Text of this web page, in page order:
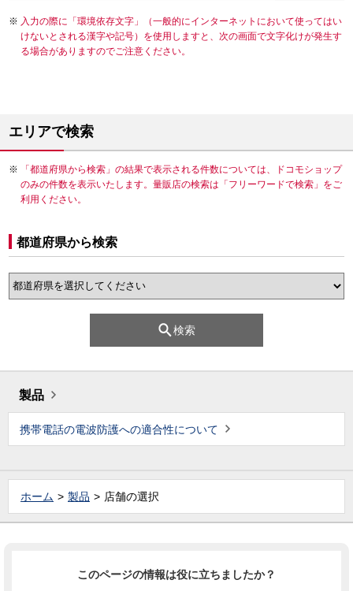
入力の際に「環境依存文字」（一般的にインターネットにおいて使ってはい
けないとされる漢字や記号）を使用しますと、次の画面で文字化けが発生す
る場合がありますのでご注意ください。
エリアで検索
「都道府県から検索」の結果で表示される件数については、ドコモショップ
のみの件数を表示いたします。量販店の検索は「フリーワードで検索」をご
利用ください。
都道府県から検索
検索
製品
携帯電話の電波防護への適合性について
ホーム 製品 店舗の選択
このページの情報は役に立ちましたか？